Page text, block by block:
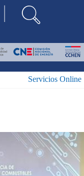
Servicios Online